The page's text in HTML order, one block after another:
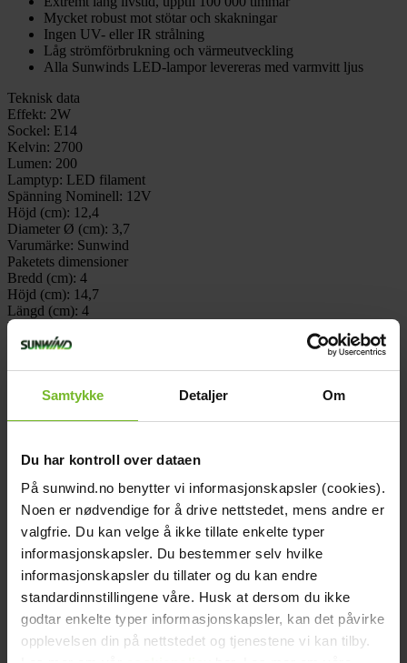
Samtykke Detaljer Om
Du har kontroll over dataen
På sunwind.no benytter vi informasjonskapsler (cookies).
Noen er nødvendige for å drive nettstedet, mens andre er
valgfrie. Du kan velge å ikke tillate enkelte typer
informasjonskapsler. Du bestemmer selv hvilke
informasjonskapsler du tillater og du kan endre
standardinnstillingene våre. Husk at dersom du ikke
godtar enkelte typer informasjonskapsler, kan det påvirke
opplevelsen din på nettstedet og tjenestene vi kan tilby.
Mycket robust mot stötar och skakningar
Ingen UV- eller IR strålning
Låg strömförbrukning och värmeutveckling
Alla Sunwinds LED-lampor levereras med varmvitt ljus
Teknisk data
Effekt: 2W
Sockel: E14
Kelvin: 2700
Lumen: 200
Lamptyp: LED filament
Spänning Nominell: 12V
Höjd (cm): 12,4
Diameter Ø (cm): 3,7
Varumärke: Sunwind
Paketets dimensioner
Bredd (cm): 4
Höjd (cm): 14,7
Längd (cm): 4
Vikt (kg):
Dokument
243174_productinformation_all.pdf
Liknande produkter